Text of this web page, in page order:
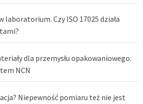
laboratorium. Czy ISO 17025 działa
dla przemysłu opakowaniowego.
NCN
Niepewność pomiaru też nie jest